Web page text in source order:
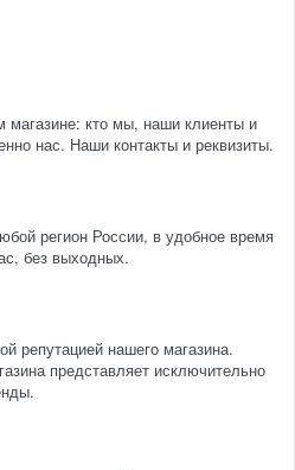
магазине: кто мы, наши клиенты и
нас. Наши контакты и реквизиты.
регион России, в удобное время
без выходных.
репутацией нашего магазина.
представляет исключительно